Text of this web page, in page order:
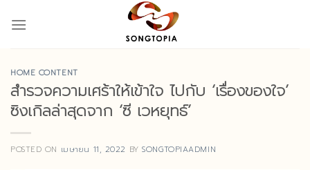
HOME CONTENT
สำรวจความเศร้าให้เข้าใจ ไปกับ ‘เรื่องของใจ’
ซิงเกิลล่าสุดจาก ‘ซี เวหยุทธ์’
POSTED ON เมษายน 11, 2022 BYSONGTOPIAADMIN